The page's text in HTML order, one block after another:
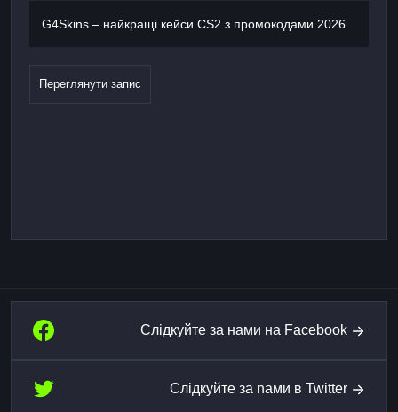
G4Skins – найкращі кейси CS2 з промокодами 2026
Переглянути запис
Слідкуйте за нами на Facebook
Слідкуйте за nами в Twitter